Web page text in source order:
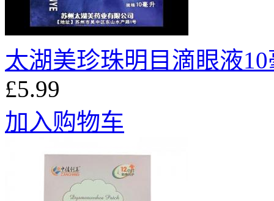
太湖美珍珠明目滴眼液
£5.99
加入购物车